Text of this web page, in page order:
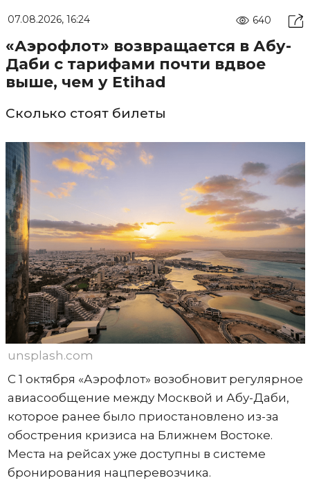
07.08.2026, 16:24 640
«Аэрофлот» возвращается в Абу-
Даби с тарифами почти вдвое
выше, чем у Etihad
Сколько стоят билеты
unsplash.com
С 1 октября «Аэрофлот» возобновит регулярное
авиасообщение между Москвой и Абу-Даби,
которое ранее было приостановлено из-за
обострения кризиса на Ближнем Востоке.
Места на рейсах уже доступны в системе
бронирования нацперевозчика.